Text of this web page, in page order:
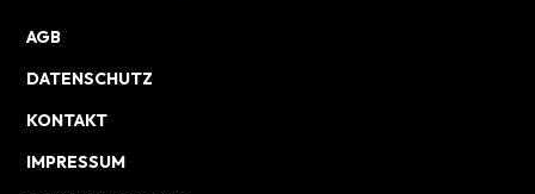
AGB
DATENSCHUTZ
KONTAKT
IMPRESSUM